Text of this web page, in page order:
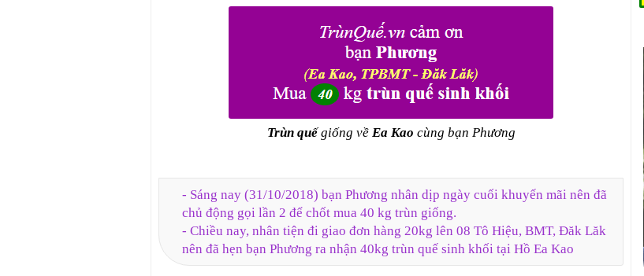
Trùn quếgiống về Ea Kao cùng bạn Phương
- Sáng nay (31/10/2018) bạn Phương nhân dịp ngày cuối khuyến mãi nên đã
chủ động gọi lần 2 để chốt mua 40 kg trùn giống.
- Chiều nay, nhân tiện đi giao đơn hàng 20kg lên 08 Tô Hiệu, BMT, Đăk Lăk
nên đã hẹn bạn Phương ra nhận 40kg trùn quế sinh khối tại Hồ Ea Kao